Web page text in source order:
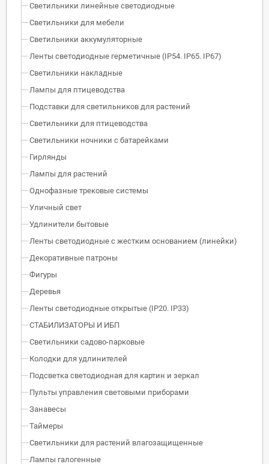
Светильники линейные светодиодные
Светильники для мебели
Светильники аккумуляторные
Ленты светодиодные герметичные (IP54. IP65. IP67)
Светильники накладные
Лампы для птицеводства
Подставки для светильников для растений
Светильники для птицеводства
Светильники ночники с батарейками
Гирлянды
Лампы для растений
Однофазные трековые системы
Уличный свет
Удлинители бытовые
Ленты светодиодные с жестким основанием (линейки)
Декоративные патроны
Фигуры
Деревья
Ленты светодиодные открытые (IP20. IP33)
СТАБИЛИЗАТОРЫ И ИБП
Светильники садово-парковые
Колодки для удлинителей
Подсветка светодиодная для картин и зеркал
Пульты управления световыми приборами
Занавесы
Таймеры
Светильники для растений влагозащищенные
Лампы галогенные